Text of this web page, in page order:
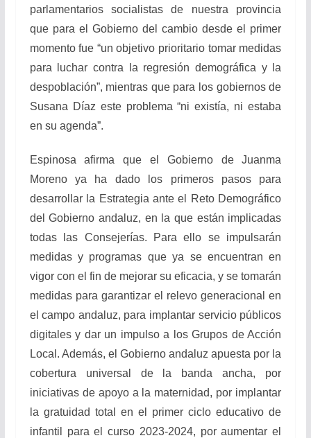
parlamentarios socialistas de nuestra provincia
que para el Gobierno del cambio desde el primer
momento fue “un objetivo prioritario tomar medidas
para luchar contra la regresión demográfica y la
despoblación”, mientras que para los gobiernos de
Susana Díaz este problema “ni existía, ni estaba
en su agenda”.
Espinosa afirma que el Gobierno de Juanma
Moreno ya ha dado los primeros pasos para
desarrollar la Estrategia ante el Reto Demográfico
del Gobierno andaluz, en la que están implicadas
todas las Consejerías. Para ello se impulsarán
medidas y programas que ya se encuentran en
vigor con el fin de mejorar su eficacia, y se tomarán
medidas para garantizar el relevo generacional en
el campo andaluz, para implantar servicio públicos
digitales y dar un impulso a los Grupos de Acción
Local. Además, el Gobierno andaluz apuesta por la
cobertura universal de la banda ancha, por
iniciativas de apoyo a la maternidad, por implantar
la gratuidad total en el primer ciclo educativo de
infantil para el curso 2023-2024, por aumentar el